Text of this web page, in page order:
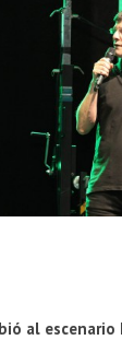
al escenario